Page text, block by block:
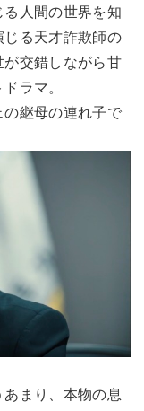
人間の世界を知
じる天才詐欺師の
が交錯しながら甘
ラマ。
継母の連れ子で
まり、本物の息